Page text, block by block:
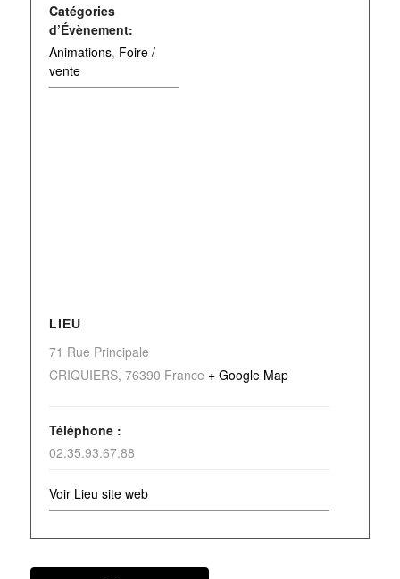
Catégories
d’Évènement:
Animations, Foire /
vente
LIEU
71 Rue Principale
CRIQUIERS, 76390 France + Google Map
Téléphone :
02.35.93.67.88
Voir Lieu site web